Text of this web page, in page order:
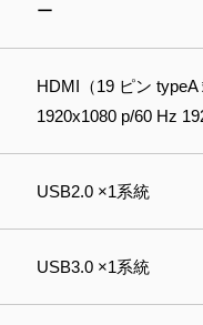
ー
HDMI（19 ピン
1920x1080 p/60 Hz
USB2.0 ×1系統
USB3.0 ×1系統